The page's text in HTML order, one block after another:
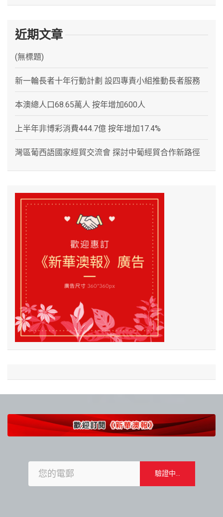
近期文章
(無標題)
新一輪長者十年行動計劃 設四專責小組推動長者服務
本澳總人口68.65萬人 按年增加600人
上半年非博彩消費444.7億 按年增加17.4%
灣區葡西語國家經貿交流會 探討中葡經貿合作新路徑